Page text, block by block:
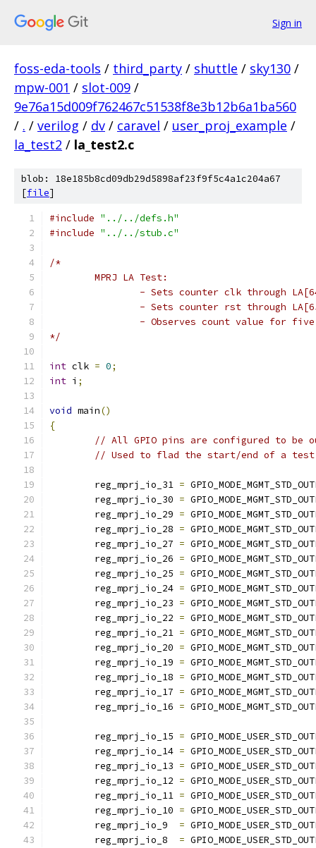
Sign in
foss-eda-tools / third_party / shuttle / sky130 /
mpw-001 / slot-009 /
9e76a15d009f762467c51538f8e3b12b6a1ba560
/ . / verilog / dv / caravel / user_proj_example /
la_test2 / la_test2.c
blob: 18e185b8cd09db29d5898af23f9f5c4a1c204a67
[file]
#include "../../defs.h"
#include "../../stub.c"
/*
	MPRJ LA Test:
- Sets counter clk through
- Sets counter rst through
- Observes count value for
*/
int clk = 0;
int i ;
void main()
{
// All GPIO pins are configured to be
// Used to flad the start/end of a
        reg_mprj_io_31
=
        reg_mprj_io_30
=
        reg_mprj_io_29
=
        reg_mprj_io_28
=
        reg_mprj_io_27
=
        reg_mprj_io_26
=
        reg_mprj_io_25
=
        reg_mprj_io_24
=
        reg_mprj_io_23
=
        reg_mprj_io_22
=
        reg_mprj_io_21
=
        reg_mprj_io_20
=
        reg_mprj_io_19
=
        reg_mprj_io_18
=
        reg_mprj_io_17
=
        reg_mprj_io_16
=
        reg_mprj_io_15
=
        reg_mprj_io_14
=
        reg_mprj_io_13
=
        reg_mprj_io_12
=
        reg_mprj_io_11
=
        reg_mprj_io_10
=
        reg_mprj_io_9
=
        reg_mprj_io_8
=